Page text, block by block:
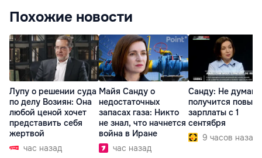
Похожие новости
Лупу о решении суда
по делу Возиян: Она
любой ценой хочет
представить себя
жертвой
час назад
Майя Санду о
недостаточных
запасах газа: Никто
не знал, что начнется
война в Иране
час назад
Санду: Не думаю,
получится
зарплаты с 1
сентября
9 часов назад